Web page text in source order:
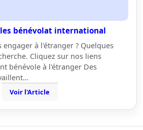
bénévolat international
engager à l'étranger ? Quelques
Cliquez sur nos liens
bénévole à l'étranger Des
Voir l'Article